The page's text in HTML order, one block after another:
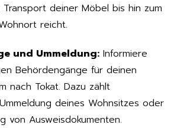
deiner Möbel bis hin zum
reicht.
und Ummeldung: Informiere
Behördengänge für deinen
nach Tokat. Dazu zählt
deines Wohnsitzes oder
von Ausweisdokumenten.